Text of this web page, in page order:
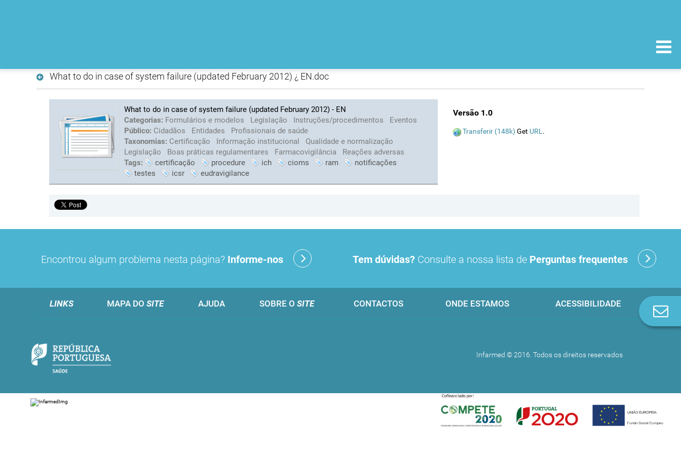
What to do in case of system failure (updated February 2012) ¿ EN.doc
What to do in case of system failure (updated February 2012) - EN
Categorias: Formulários e modelos Legislação Instruções/procedimentos
Eventos
Público: Cidadãos Entidades
Profissionais de saúde
Taxonomias: Certificação Informação institucional
Qualidade e normalização
Legislação
Boas práticas regulamentares Farmacovigilância
Reações adversas
Tags:
certificação procedure ich cioms ram
notificações
testes
icsr eudravigilance
Versão 1.0
Transferir (148k) Get URL.
Encontrou algum problema nesta página? Informe-nos Tem dúvidas? Consulte a nossa lista de Perguntas frequentes
LINKS MAPA DO SITE AJUDA SOBRE O SITE CONTACTOS ONDE ESTAMOS ACESSIBILIDADE
Infarmed © 2016. Todos os direitos reservados